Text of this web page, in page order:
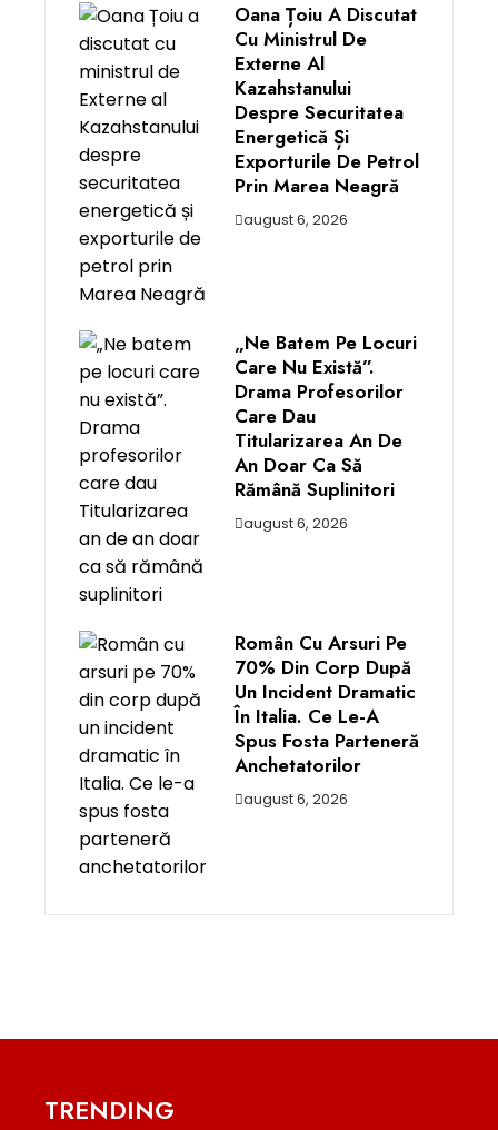
Oana Țoiu A Discutat
Cu Ministrul De
Externe Al
Kazahstanului
Despre Securitatea
Energetică Și
Exporturile De Petrol
Prin Marea Neagră
august 6, 2026
„Ne Batem Pe Locuri
Care Nu Există”.
Drama Profesorilor
Care Dau
Titularizarea An De
An Doar Ca Să
Rămână Suplinitori
august 6, 2026
Român Cu Arsuri Pe
70% Din Corp După
Un Incident Dramatic
În Italia. Ce Le-A
Spus Fosta Parteneră
Anchetatorilor
august 6, 2026
TRENDING